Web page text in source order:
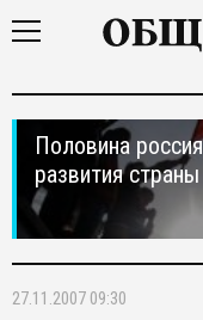
Половина
развития страны
27.11.2007 09:30